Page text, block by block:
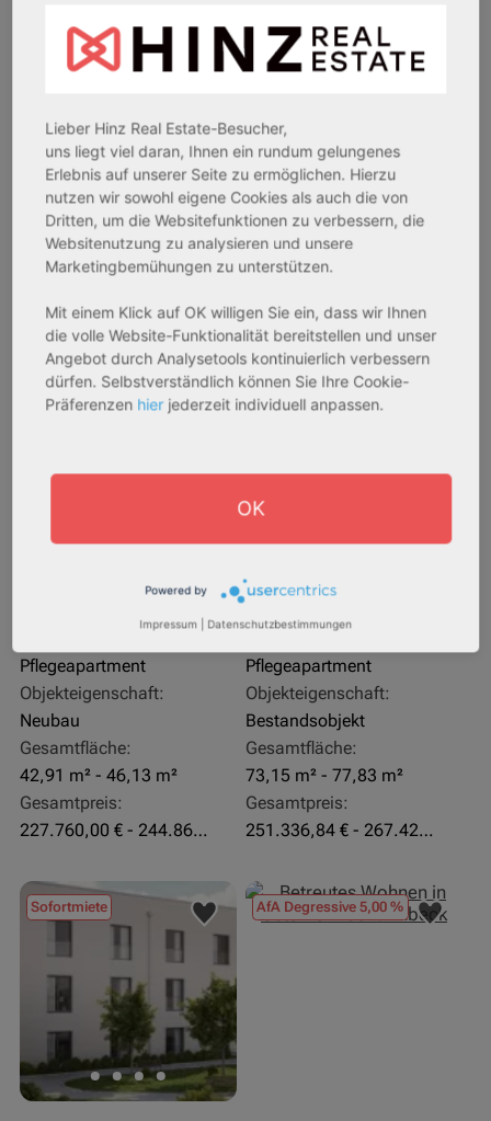
Assetklasse:
Pflegeapartment
Bestandsobjekt
Gesamtfläche:
41,59 m² - 62,15 m²
Gesamtpreis:
Assetklasse:
Pflegeapartment
Bestandsobjekt
Gesamtfläche:
50,95 m² - 56,21 m²
Gesamtpreis:
AfA Degressive 5,00 %
Pflegeapartment
Objekteigenschaft:
Neubau
Gesamtfläche:
42,91 m² - 46,13 m²
Gesamtpreis:
227.760,00 € - 244.860,00 €
Sofortmiete
Rendite:
Pflegeapartment
Objekteigenschaft:
Bestandsobjekt
Gesamtfläche:
73,15 m² - 77,83 m²
Gesamtpreis:
251.336,84 € - 267.420,00 €
Sofortmiete AfA Degressive 5,00 %
Lieber Hinz Real Estate-Besucher,
uns liegt viel daran, Ihnen ein rundum gelungenes
Erlebnis auf unserer Seite zu ermöglichen. Hierzu
nutzen wir sowohl eigene Cookies als auch die von
Dritten, um die Websitefunktionen zu verbessern, die
Websitenutzung zu analysieren und unsere
Marketingbemühungen zu unterstützen.
Mit einem Klick auf OK willigen Sie ein, dass wir Ihnen
die volle Website-Funktionalität bereitstellen und unser
Angebot durch Analysetools kontinuierlich verbessern
dürfen. Selbstverständlich können Sie Ihre Cookie-
Präferenzen hier jederzeit individuell anpassen.
OK
Powered by
Impressum Datenschutzbestimmungen